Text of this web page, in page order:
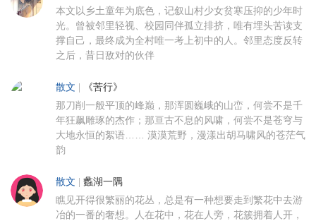
本文以乡土童年为底色，记叙山村少女贫寒压抑的少年时
光。曾被邻里轻视、校园同伴孤立排挤，唯有埋头苦读支
撑自己，最终成为全村唯一考上初中的人。邻里态度反转
之后，昔日敌对的伙伴
散文 《苦行》
那刀削一般平顶的峰巅，那浑圆巍峨的山峦，何尝不是千
年狂飙雕琢的杰作；那亘古不息的风啸，何尝不是苍穹与
大地永恒的絮语…… 漠漠荒野，漫漾出胡马啸风的苍茫气
韵
散文 蠡湖一隅
瞧见开得很繁丽的花丛，总是有一种想要走到繁花中去游
冶的一番的奢想。人在花中，花在人旁，花簇拥着人开，